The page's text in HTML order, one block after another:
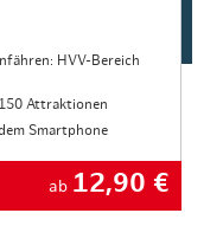
HVV-Bereich
Attraktionen
Smartphone
ab 12,90 €